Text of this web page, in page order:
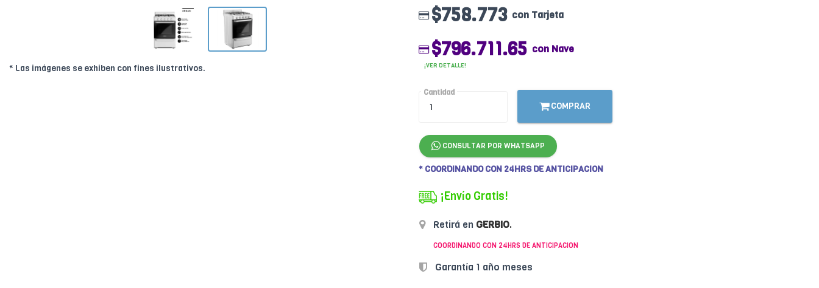
* Las imágenes se exhiben con fines ilustrativos.
$758.773 con Tarjeta
$796.711.65 con Nave
¡VER DETALLE!
Cantidad
COMPRAR
CONSULTAR POR WHATSAPP
* COORDINANDO CON 24HRS DE ANTICIPACION
¡Envío Gratis!
Retirá en GERBIO.
COORDINANDO CON 24HRS DE ANTICIPACION
Garantía 1 año meses